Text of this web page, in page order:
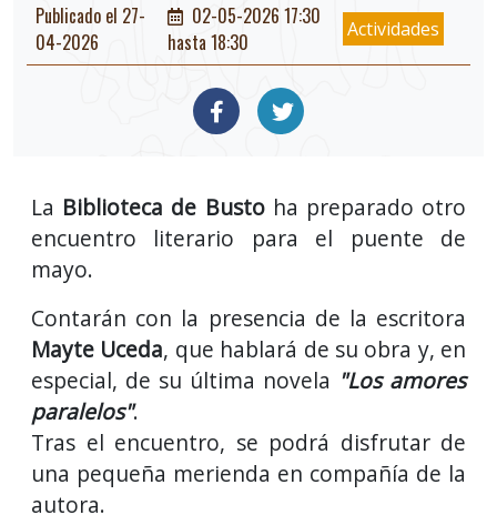
Publicado el 27-
04-2026
02-05-2026 17:30
hasta 18:30
Actividades
La Biblioteca de Bustoha preparado otro
encuentro literario para el puente de
mayo.
Contarán con la presencia de la escritora
Mayte Uceda, que hablará de su obra y, en
especial, de su última novela "Los amores
paralelos".
Tras el encuentro, se podrá disfrutar de
una pequeña merienda en compañía de la
autora.